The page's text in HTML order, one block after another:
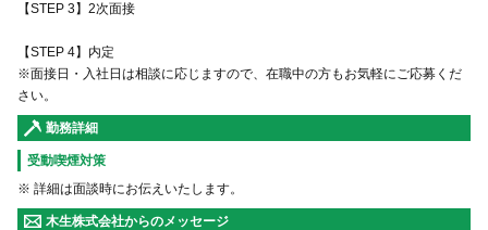
【STEP 3】2次面接
【STEP 4】内定
※面接日・入社日は相談に応じますので、在職中の方もお気軽にご応募くだ
さい。
勤務詳細
受動喫煙対策
※ 詳細は面談時にお伝えいたします。
木生株式会社からのメッセージ